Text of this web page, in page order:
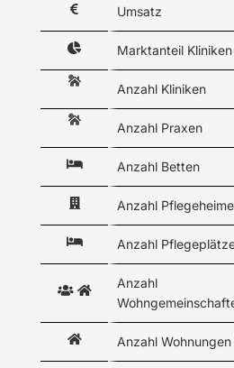
Umsatz
Marktanteil Kliniken
Anzahl Kliniken
Anzahl Praxen
Anzahl Betten
Anzahl Pflegeheime
Anzahl
Anzahl
Anzahl